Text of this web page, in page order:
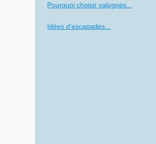
Pourquoi choisir valognes...
Idées d’escapades...